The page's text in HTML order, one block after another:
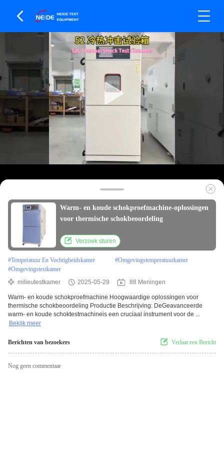
Warm- en koude schokproefmachine-oplossingen
voor thermische schokbeoordeling
Verzoek sturen
#Temperatuur En Vochtigheidskamer #Omgevingstemperatuurkamer
#Omgevingstestkamer
milieutestkamer
2025-05-29 88 Meningen
Warm- en koude schokproefmachine Hoogwaardige oplossingen voor
thermische schokbeoordeling Productie Beschrijving: DeGeavanceerde
warm- en koude schoktestmachineis een cruciaal instrument voor de ...
Bekijk meer
Berichten van bezoekers Verlaat een Bericht
Nog geen commentaar